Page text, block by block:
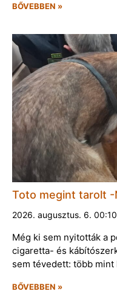
BŐVEBBEN »
Toto megint tarolt -
2026. augusztus. 6. 00:10
Még ki sem nyitották a
cigaretta- és
sem tévedett: több
BŐVEBBEN »